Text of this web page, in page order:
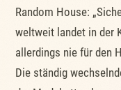
Random House:
weltweit landet in der
allerdings nie für den
Die ständig